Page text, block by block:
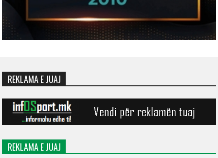
REKLAMA E JUAJ
REKLAMA E JUAJ